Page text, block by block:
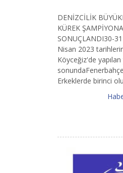
DENİZCİLİK
KÜREK
SONUÇLANDI30-
Nisan 2023
Köyceğiz'de yapılan
Erkeklerde birinci